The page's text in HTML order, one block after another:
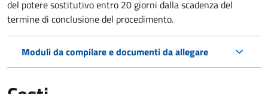
del potere sostitutivo entro 20 giorni dalla scadenza del
termine di conclusione del procedimento.
Moduli da compilare e documenti da allegare